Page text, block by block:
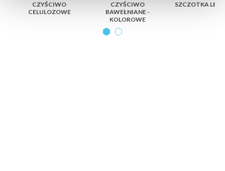
CZYŚCIWO
CELULOZOWE
CZYŚCIWO
BAWEŁNIANE -
KOLOROWE
SZCZOTKA